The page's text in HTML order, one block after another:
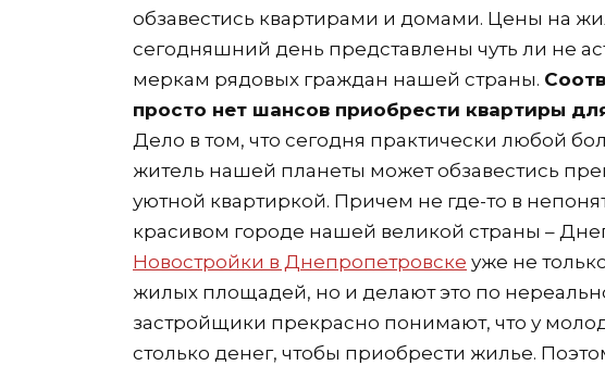
обзавестись квартирами и домами. Цены на
сегодняшний день представлены чуть ли не
меркам рядовых граждан нашей страны.
просто нет шансов приобрести квартиры
Дело в том, что сегодня практически любой
житель нашей планеты может обзавестись
уютной квартиркой. Причем не где-то в
красивом городе нашей великой страны –
Новостройки в Днепропетровске уже не
жилых площадей, но и делают это по
застройщики прекрасно понимают, что у
столько денег, чтобы приобрести жилье.